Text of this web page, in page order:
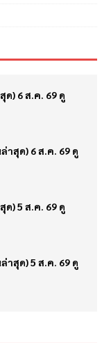
ด) 6 ส.ค. 69 ดู
าสุด) 6 ส.ค. 69 ดู
ด) 5 ส.ค. 69 ดู
าสุด) 5 ส.ค. 69 ดู